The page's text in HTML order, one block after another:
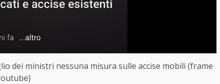
dei ministri nessuna misura sulle accise mobili (frame